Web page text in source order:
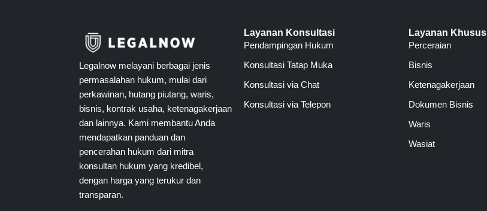
Legalnow melayani berbagai jenis
permasalahan hukum, mulai dari
perkawinan, hutang piutang, waris,
bisnis, kontrak usaha, ketenagakerjaan
dan lainnya. Kami membantu Anda
mendapatkan panduan dan
pencerahan hukum dari mitra
konsultan hukum yang kredibel,
dengan harga yang terukur dan
transparan.
Layanan Konsultasi
Pendampingan Hukum
Konsultasi Tatap Muka
Konsultasi via Chat
Konsultasi via Telepon
Layanan Khusus
Perceraian
Bisnis
Ketenagakerjaan
Dokumen Bisnis
Waris
Wasiat